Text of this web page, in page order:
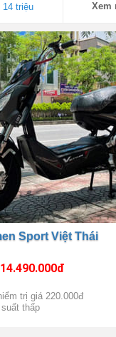
14 triệu Xem
Sport Việt Thái
14.490.000đ
trị giá 220.000đ
thấp